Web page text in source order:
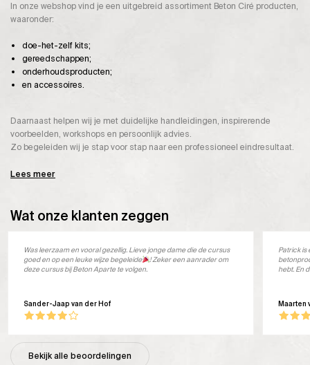
In onze webshop vind je een uitgebreid assortiment Beton Ciré producten,
waaronder:
doe-het-zelf kits;
gereedschappen;
onderhoudsproducten;
en accessoires.
Daarnaast helpen wij je met duidelijke handleidingen, inspirerende
voorbeelden, workshops en persoonlijk advies.
Zo begeleiden wij je stap voor stap naar een professioneel eindresultaat.
Lees meer
Wat onze klanten zeggen
Sander-Jaap van der Hof
Was leerzaam en vooral gezellig. Lieve jonge dame die de cursus
goed en op een leuke wijze begeleide
! Zeker een aanrader om
deze cursus bij Beton Aparte te volgen.
Maarten
Patrick is
hebt. En
Bekijk alle beoordelingen